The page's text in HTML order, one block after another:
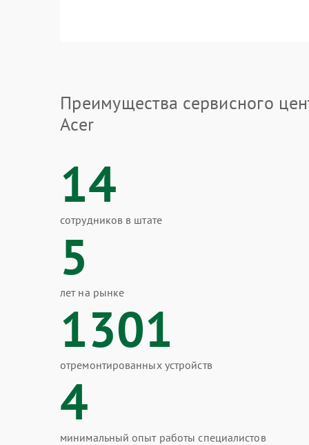
Преимущества сервисного
Acer
14
сотрудников в штате
5
лет на рынке
1301
отремонтированных устройств
4
минимальный опыт работы специалистов